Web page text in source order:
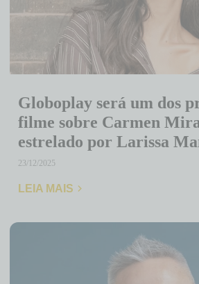
Globoplay será um dos
filme sobre Carmen
estrelado por Larissa
23/12/2025
LEIA MAIS